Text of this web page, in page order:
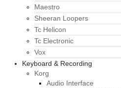
Maestro
Sheeran Loopers
Tc Helicon
Tc Electronic
Vox
Keyboard & Recording
Korg
Audio Interface